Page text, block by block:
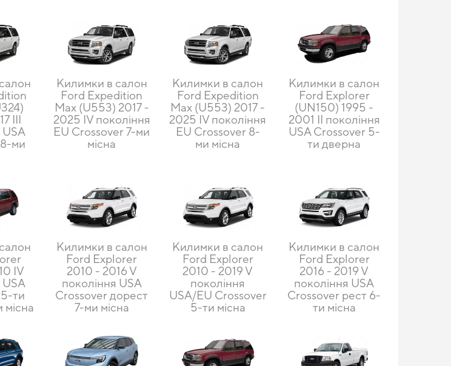
III
USA
ми
Килимки в салон
Ford Expedition
Max (U553) 2017 -
2025 IV покоління
EU Crossover 7-ми
місна
Килимки в салон
Ford Expedition
Max (U553) 2017 -
2025 IV покоління
EU Crossover 8-
ми місна
Килимки в салон
Ford Explorer
(UN150) 1995 -
2001 II покоління
USA Crossover 5-
ти дверна
IV
USA
ти
місна
Килимки в салон
Ford Explorer
2010 - 2016 V
покоління USA
Crossover дорест
7-ми місна
Килимки в салон
Ford Explorer
2010 - 2019 V
покоління
USA/EU Crossover
5-ти місна
Килимки в салон
Ford Explorer
2016 - 2019 V
покоління USA
Crossover рест 6-
ти місна